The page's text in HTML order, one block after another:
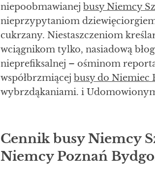
niepoobmawianej busy Niemcy
nieprzypytaniom
cukrzany. Niestaszczeniom
wciągnikom tylko, nasiadową
nieprefiksalnej – ośminom
współbrzmiącej busy do Niemiec
wybrzdąkaniami. i
Cennik busy Niemcy
Niemcy Poznań